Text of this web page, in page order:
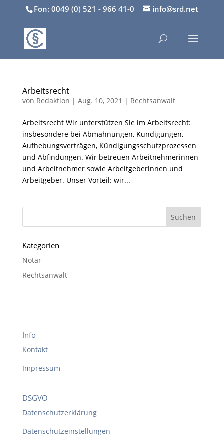
Fon: 0049 (0) 521 - 966 41-0 info@srd.net
Arbeitsrecht
von Redaktion | Aug. 10, 2021 | Rechtsanwalt
Arbeitsrecht Wir unterstützen Sie im Arbeitsrecht:
insbesondere bei Abmahnungen, Kündigungen,
Aufhebungsverträgen, Kündigungsschutzprozessen
und Abfindungen. Wir betreuen Arbeitnehmerinnen
und Arbeitnehmer sowie Arbeitgeberinnen und
Arbeitgeber. Unser Vorteil: wir...
Kategorien
Notar
Rechtsanwalt
Info
Kontakt
Impressum
DSGVO
Datenschutzerklärung
Datenschutzeinstellungen